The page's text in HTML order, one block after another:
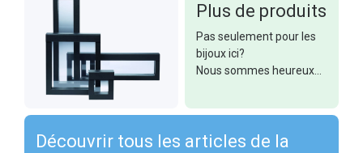
Plus de produits
Pas seulement pour les
bijoux ici?
Nous sommes heureux
Découvrir tous les articles de la